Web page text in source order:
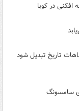
افکنی در کوبا
تاریخ تبدیل شود
سامسونگ